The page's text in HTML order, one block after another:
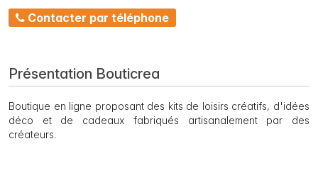
Contacter par téléphone
Présentation Bouticrea
Boutique en ligne proposant des kits de loisirs créatifs, d'idées
déco et de cadeaux fabriqués artisanalement par des
créateurs.